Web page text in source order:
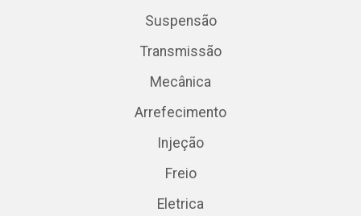
Suspensão
Transmissão
Mecânica
Arrefecimento
Injeção
Freio
Eletrica